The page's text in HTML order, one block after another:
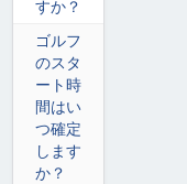
すか？
ゴルフ
のスタ
ート時
間はい
つ確定
します
か？